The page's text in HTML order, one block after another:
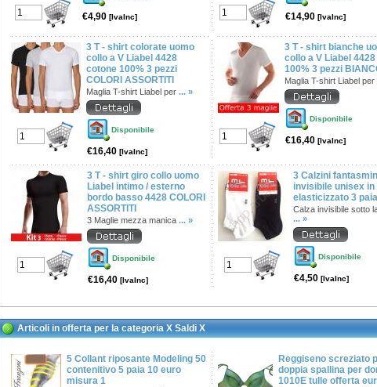
€4,90 [IvaInc] €14,90 [IvaInc]
3 T - shirt colorate uomo
collo a V Liabel 4428
cotone 100% 3 pezzi
COLORI ASSORTITI
Maglia T-shirt Liabel per ... »
Disponibile
€16,40 [IvaInc]
3 T - shirt bianche
collo a V Liabel
100% 3 pezzi
Maglia T-shirt Liabel per
Disponibile
€16,40 [IvaInc]
3 T - shirt giro collo uomo
Liabel intimo / esterno
bordo basso 4428 COLORI
ASSORTITI
3 Maglie mezza manica ... »
Disponibile
€16,40 [IvaInc]
3 Calzini
invisibile unisex in
elasticizzato 3
Calza invisibile sotto
... »
Disponibile
€4,50 [IvaInc]
Articoli in offerta per la categoria X Saldi X
5 Collant riposante Modeling 50
contenitivo 5 paia 10 euro
misura 1
Reggiseno screziato
doppia spallina per
1010E tulle offerta